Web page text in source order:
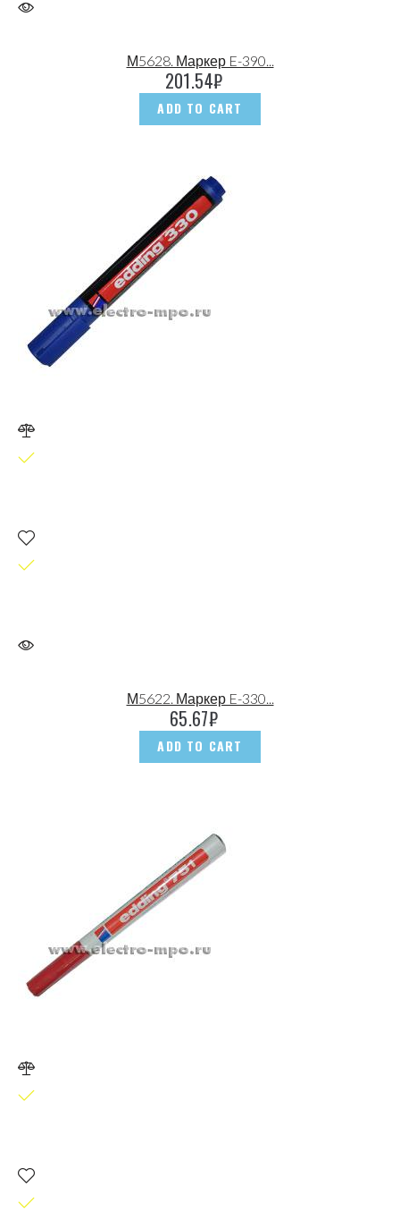
М5628. Маркер E-390...
201.54₽
ADD TO CART
М5622. Маркер E-330...
65.67₽
ADD TO CART